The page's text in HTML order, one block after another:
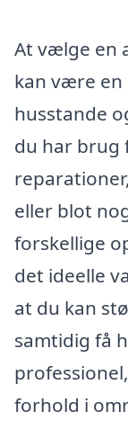
At vælge en
kan være en
husstande
du har
eller blot
forskellige
det ideelle
at du kan
samtidig få
forhold i